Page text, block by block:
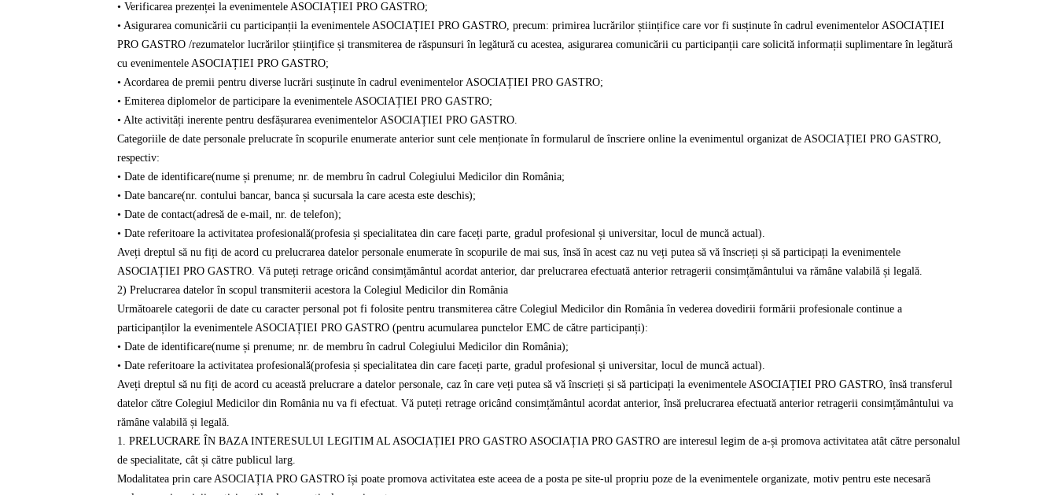
• Verificarea prezenței la evenimentele ASOCIAȚIEI PRO GASTRO;
• Asigurarea comunicării cu participanții la evenimentele ASOCIAȚIEI PRO GASTRO, precum: primirea lucrărilor științifice care vor fi susținute în cadrul evenimentelor ASOCIAȚIEI
PRO GASTRO /rezumatelor lucrărilor științifice și transmiterea de răspunsuri în legătură cu acestea, asigurarea comunicării cu participanții care solicită informații suplimentare în legătură
cu evenimentele ASOCIAȚIEI PRO GASTRO;
• Acordarea de premii pentru diverse lucrări susținute în cadrul evenimentelor ASOCIAȚIEI PRO GASTRO;
• Emiterea diplomelor de participare la evenimentele ASOCIAȚIEI PRO GASTRO;
• Alte activități inerente pentru desfășurarea evenimentelor ASOCIAȚIEI PRO GASTRO.
Categoriile de date personale prelucrate în scopurile enumerate anterior sunt cele menționate în formularul de înscriere online la evenimentul organizat de ASOCIAȚIEI PRO GASTRO,
respectiv:
• Date de identificare(nume și prenume; nr. de membru în cadrul Colegiului Medicilor din România;
• Date bancare(nr. contului bancar, banca și sucursala la care acesta este deschis);
• Date de contact(adresă de e-mail, nr. de telefon);
• Date referitoare la activitatea profesională(profesia și specialitatea din care faceți parte, gradul profesional și universitar, locul de muncă actual).
Aveți dreptul să nu fiți de acord cu prelucrarea datelor personale enumerate în scopurile de mai sus, însă în acest caz nu veți putea să vă înscrieți și să participați la evenimentele
ASOCIAȚIEI PRO GASTRO. Vă puteți retrage oricând consimțământul acordat anterior, dar prelucrarea efectuată anterior retragerii consimțământului va rămâne valabilă și legală.
2) Prelucrarea datelor în scopul transmiterii acestora la Colegiul Medicilor din România
Următoarele categorii de date cu caracter personal pot fi folosite pentru transmiterea către Colegiul Medicilor din România în vederea dovedirii formării profesionale continue a
participanților la evenimentele ASOCIAȚIEI PRO GASTRO (pentru acumularea punctelor EMC de către participanți):
• Date de identificare(nume și prenume; nr. de membru în cadrul Colegiului Medicilor din România);
• Date referitoare la activitatea profesională(profesia și specialitatea din care faceți parte, gradul profesional și universitar, locul de muncă actual).
Aveți dreptul să nu fiți de acord cu această prelucrare a datelor personale, caz în care veți putea să vă înscrieți și să participați la evenimentele ASOCIAȚIEI PRO GASTRO, însă transferul
datelor către Colegiul Medicilor din România nu va fi efectuat. Vă puteți retrage oricând consimțământul acordat anterior, însă prelucrarea efectuată anterior retragerii consimțământului va
rămâne valabilă și legală.
1. PRELUCRARE ÎN BAZA INTERESULUI LEGITIM AL ASOCIAȚIEI PRO GASTRO ASOCIAȚIA PRO GASTRO are interesul legim de a-și promova activitatea atât către personalul
de specialitate, cât și către publicul larg.
Modalitatea prin care ASOCIAȚIA PRO GASTRO își poate promova activitatea este aceea de a posta pe site-ul propriu poze de la evenimentele organizate, motiv pentru este necesară